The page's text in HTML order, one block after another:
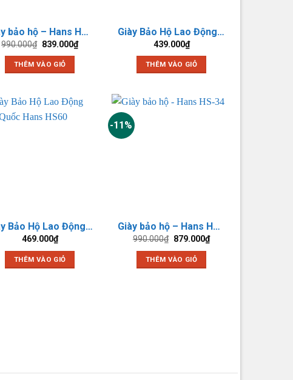
Giày bảo hộ – Hans HS12HD-1
990.000₫ Giá
là:
990.000₫.
839.000₫Giá
hiện
THÊM VÀO GIỎ
Giày Bảo Hộ Lao Động Titan S3 RB – Thấp Cổ
439.000₫
THÊM VÀO GIỎ
Giày Bảo Hộ Lao Động Hàn Quốc Hans HS60
469.000₫
THÊM VÀO GIỎ
-11%
Giày bảo hộ – Hans HS-34
990.000₫ Giá
là:
990.000₫.
879.000₫Giá
hiện
THÊM VÀO GIỎ